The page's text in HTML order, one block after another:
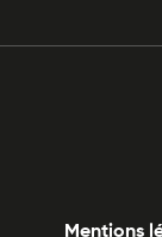
Mentions